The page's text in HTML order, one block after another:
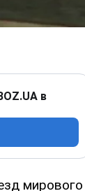
в
мирового